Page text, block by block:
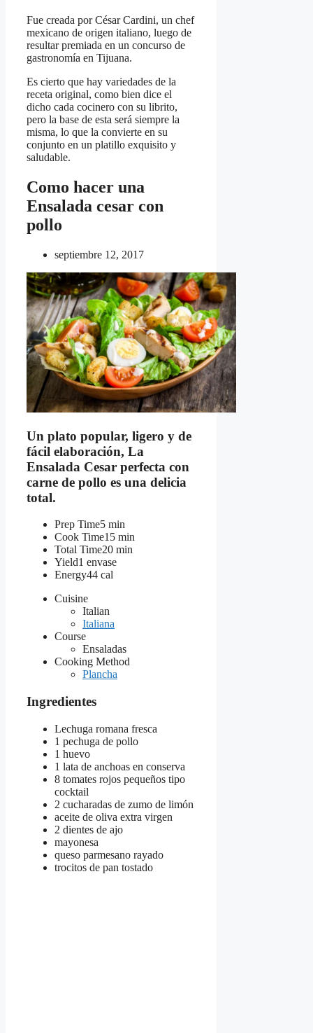
Fue creada por César Cardini, un chef
mexicano de origen italiano, luego de
resultar premiada en un concurso de
gastronomía en Tijuana.
Es cierto que hay variedades de la
receta original, como bien dice el
dicho cada cocinero con su librito,
pero la base de esta será siempre la
misma, lo que la convierte en su
conjunto en un platillo exquisito y
saludable.
Como hacer una
Ensalada cesar con
pollo
septiembre 12, 2017
Un plato popular, ligero y de
fácil elaboración, La
Ensalada Cesar perfecta con
carne de pollo es una delicia
total.
Prep Time5 min
Cook Time15 min
Total Time20 min
Yield1 envase
Energy44 cal
Cuisine
Italian
Italiana
Course
Ensaladas
Cooking Method
Plancha
Ingredientes
Lechuga romana fresca
1 pechuga de pollo
1 huevo
1 lata de anchoas en conserva
8 tomates rojos pequeños tipo
cocktail
2 cucharadas de zumo de limón
aceite de oliva extra virgen
2 dientes de ajo
mayonesa
queso parmesano rayado
trocitos de pan tostado